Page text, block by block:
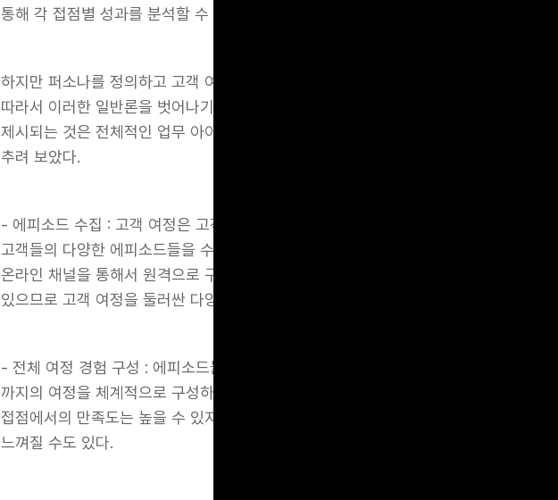
통해 각 접점별 성과를 분석할 수 있으며, 이를 통해 고객의 요구나 기대 수준을 예상할
하지만 퍼소나를 정의하고 고객 여정 지도를 만드는 일련의 과정은 한 편으로는 일반론
따라서 이러한 일반론을 벗어나기 위해 보다 구체적인 업무 아이템을 통해 접근할 필요
제시되는 것은 전체적인 업무 아이템은 아니지만, 최근 여러 프로젝트들을 통해 중요하
추려 보았다.
- 에피소드 수집 : 고객 여정은 고객 생애 주기 가치에 기반한 구체적이고 개별적인 경험
고객들의 다양한 에피소드들을 수집하여야 한다. 단순히 오프라인 매장에서 구매하는 경
온라인 채널을 통해서 원격으로 구매하는 경우도 있을 것이다. 각 여정마다 각기 다른 시
있으므로 고객 여정을 둘러싼 다양한 에피소드들을 수집하고 분석하여야 한다.
- 전체 여정 경험 구성 : 에피소드들을 바탕으로 전체 여정을 만들어볼 수 있다. 구매 의
까지의 여정을 체계적으로 구성하여 전체 여정에 걸친 고객의 경험과 만족도를 추정할
접점에서의 만족도는 높을 수 있지만, 반대로 전체 여정에서의 일관되지 못한 브랜드 경
느껴질 수도 있다.